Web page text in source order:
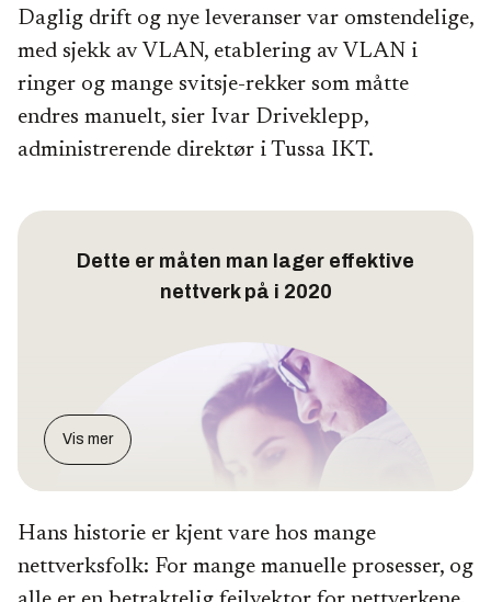
Daglig drift og nye leveranser var omstendelige,
med sjekk av VLAN, etablering av VLAN i
ringer og mange svitsje-rekker som måtte
endres manuelt, sier Ivar Driveklepp,
administrerende direktør i Tussa IKT.
Dette er måten man lager effektive
nettverk på i 2020
Vis mer
Hans historie er kjent vare hos mange
nettverksfolk: For mange manuelle prosesser, og